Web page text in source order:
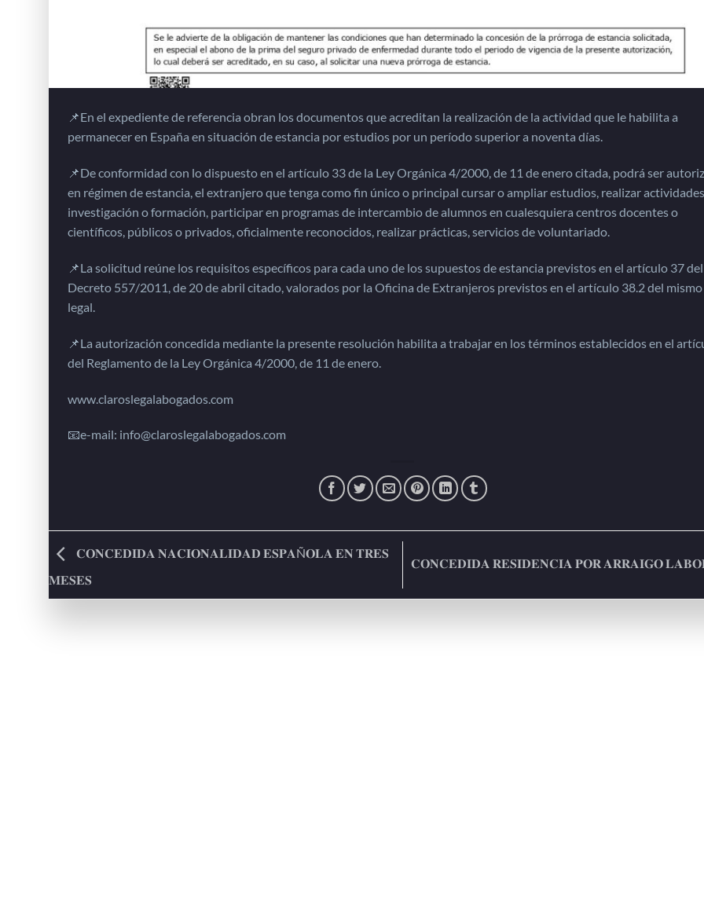
📌En el expediente de referencia obran los documentos que acreditan la realización de la actividad que le habilita a
permanecer en España en situación de estancia por estudios por un período superior a noventa días.
📌De conformidad con lo dispuesto en el artículo 33 de la Ley Orgánica 4/2000, de 11 de enero citada, podrá ser
en régimen de estancia, el extranjero que tenga como fin único o principal cursar o ampliar estudios, realizar
investigación o formación, participar en programas de intercambio de alumnos en cualesquiera centros docentes o
científicos, públicos o privados, oficialmente reconocidos, realizar prácticas, servicios de voluntariado.
📌La solicitud reúne los requisitos específicos para cada uno de los supuestos de estancia previstos en el artículo 37 del
Decreto 557/2011, de 20 de abril citado, valorados por la Oficina de Extranjeros previstos en el artículo 38.2 del
legal.
📌La autorización concedida mediante la presente resolución habilita a trabajar en los términos establecidos en el
del Reglamento de la Ley Orgánica 4/2000, de 11 de enero.
www.claroslegalabogados.com
📧e-mail: info@claroslegalabogados.com
𝐂𝐎𝐍𝐂𝐄𝐃𝐈𝐃𝐀 𝐍𝐀𝐂𝐈𝐎𝐍𝐀𝐋𝐈𝐃𝐀𝐃 𝐄𝐒𝐏𝐀Ñ𝐎𝐋𝐀 𝐄𝐍 𝐓𝐑𝐄𝐒
𝐌𝐄𝐒𝐄𝐒
𝐂𝐎𝐍𝐂𝐄𝐃𝐈𝐃𝐀 𝐑𝐄𝐒𝐈𝐃𝐄𝐍𝐂𝐈𝐀 𝐏𝐎𝐑 𝐀𝐑𝐑𝐀𝐈𝐆𝐎